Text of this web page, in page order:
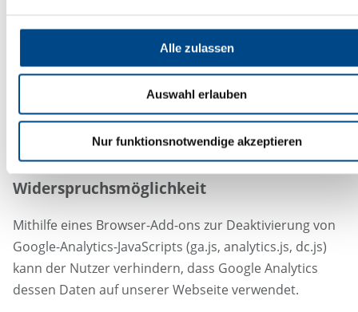
Alle zulassen
Auswahl erlauben
Nur funktionsnotwendige akzeptieren
Dauer der Speicherung
nicht mehr benötigt werden. Das ist bei uns nach 26
Monaten der Fall.
Widerspruchsmöglichkeit
Mithilfe eines Browser-Add-ons zur Deaktivierung von
Google-Analytics-JavaScripts (ga.js, analytics.js, dc.js)
kann der Nutzer verhindern, dass Google Analytics
dessen Daten auf unserer Webseite verwendet.